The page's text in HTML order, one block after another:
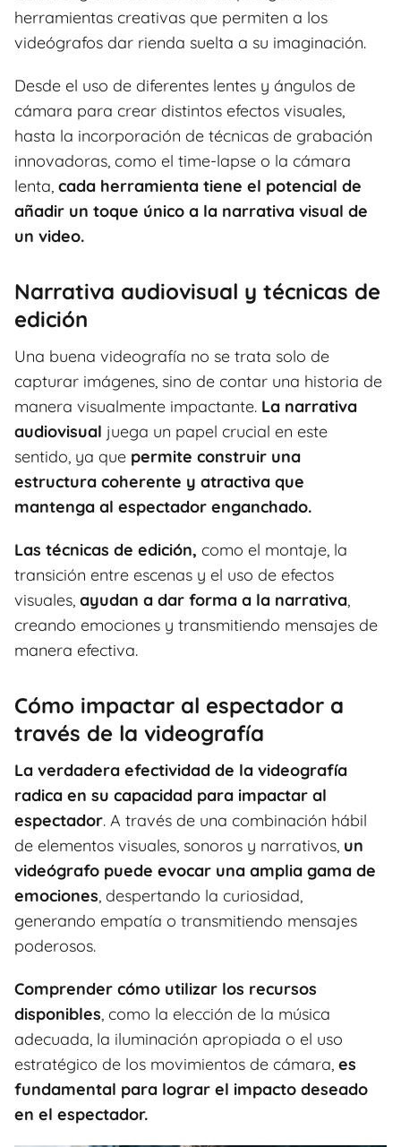
herramientas creativas que permiten a los
videógrafos dar rienda suelta a su imaginación.
Desde el uso de diferentes lentes y ángulos de
cámara para crear distintos efectos visuales,
hasta la incorporación de técnicas de grabación
innovadoras, como el time-lapse o la cámara
lenta, cada herramienta tiene el potencial de
añadir un toque único a la narrativa visual de
un video.
Narrativa audiovisual y técnicas de
edición
Una buena videografía no se trata solo de
capturar imágenes, sino de contar una historia de
manera visualmente impactante. La narrativa
audiovisual juega un papel crucial en este
sentido, ya que permite construir una
estructura coherente y atractiva que
mantenga al espectador enganchado.
Las técnicas de edición, como el montaje, la
transición entre escenas y el uso de efectos
visuales, ayudan a dar forma a la narrativa,
creando emociones y transmitiendo mensajes de
manera efectiva.
Cómo impactar al espectador a
través de la videografía
La verdadera efectividad de la videografía
radica en su capacidad para impactar al
espectador. A través de una combinación hábil
de elementos visuales, sonoros y narrativos, un
videógrafo puede evocar una amplia gama de
emociones, despertando la curiosidad,
generando empatía o transmitiendo mensajes
poderosos.
Comprender cómo utilizar los recursos
disponibles, como la elección de la música
adecuada, la iluminación apropiada o el uso
estratégico de los movimientos de cámara, es
fundamental para lograr el impacto deseado
en el espectador.